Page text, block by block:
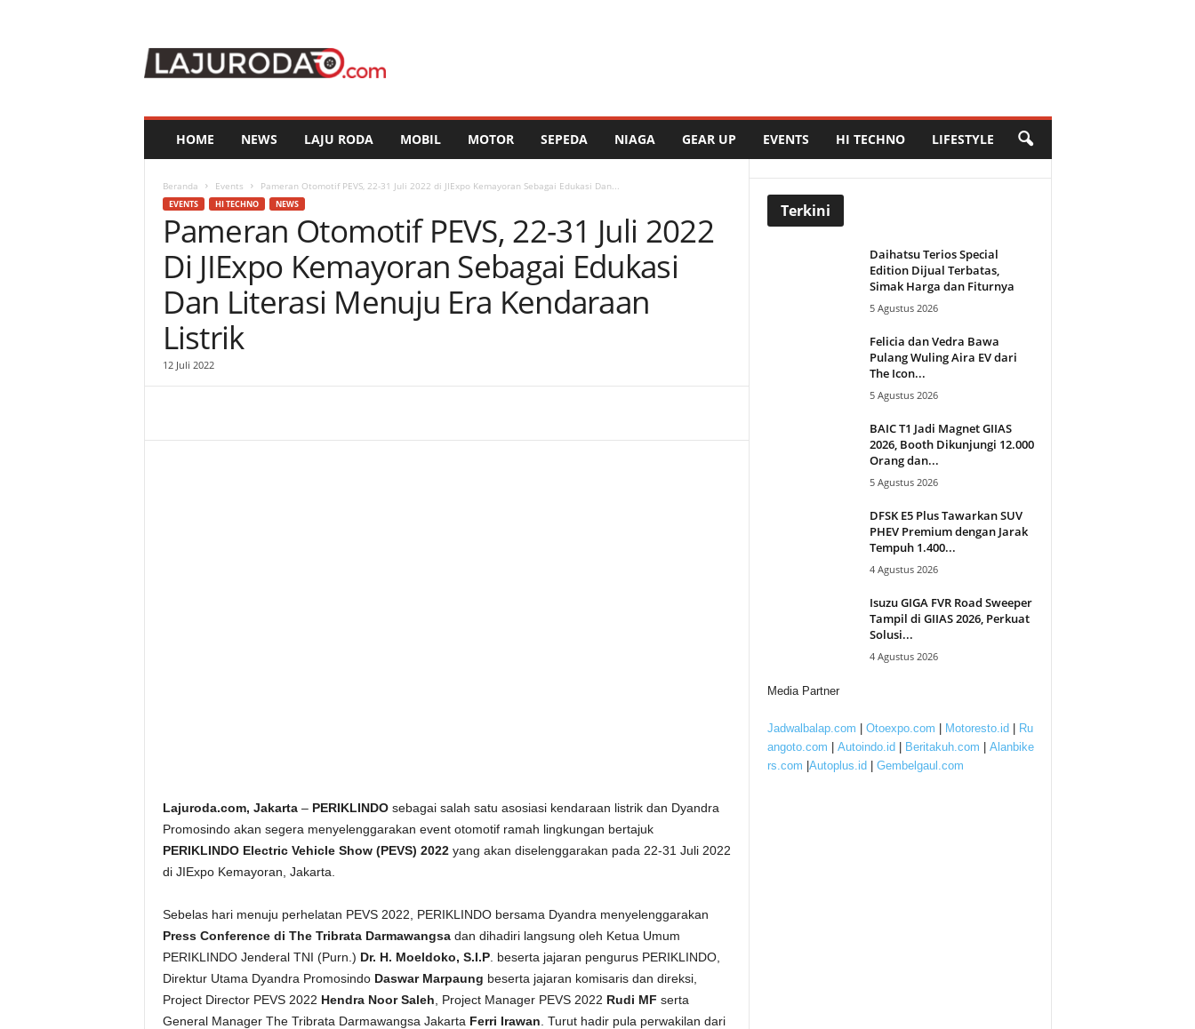
u
HOME NEWS LAJU RODA MOBIL MOTOR SEPEDA NIAGA GEAR UP EVENTS HI TECHNO LIFESTYLE
Beranda Events Pameran Otomotif PEVS, 22-31 Juli 2022 di JIExpo Kemayoran Sebagai Edukasi Dan...
EVENTS HI TECHNO NEWS
Pameran Otomotif PEVS, 22-31 Juli 2022
Di JIExpo Kemayoran Sebagai Edukasi
Dan Literasi Menuju Era Kendaraan
Listrik
12 Juli 2022
Lajuroda.com, Jakarta– PERIKLINDOsebagai salah satu asosiasi kendaraan listrik dan Dyandra
Promosindo akan segera menyelenggarakan event otomotif ramah lingkungan bertajuk
PERIKLINDO Electric Vehicle Show (PEVS) 2022yang akan diselenggarakan pada 22-31 Juli 2022
di JIExpo Kemayoran, Jakarta.
Sebelas hari menuju perhelatan PEVS 2022, PERIKLINDO bersama Dyandra menyelenggarakan
Press Conference di The Tribrata Darmawangsadan dihadiri langsung oleh Ketua Umum
PERIKLINDO Jenderal TNI (Purn.) Dr. H. Moeldoko, S.I.P. beserta jajaran pengurus PERIKLINDO,
Direktur Utama Dyandra Promosindo Daswar Marpaung beserta jajaran komisaris dan direksi,
Project Director PEVS 2022 Hendra Noor Saleh , Project Manager PEVS 2022 Rudi MF serta
General Manager The Tribrata Darmawangsa Jakarta Ferri Irawan . Turut hadir pula perwakilan dari
Terkini
Daihatsu Terios Special
Edition Dijual Terbatas,
Simak Harga dan Fiturnya
5 Agustus 2026
Felicia dan Vedra Bawa
Pulang Wuling Aira EV dari
The Icon...
5 Agustus 2026
BAIC T1 Jadi Magnet GIIAS
2026, Booth Dikunjungi 12.000
Orang dan...
5 Agustus 2026
DFSK E5 Plus Tawarkan SUV
PHEV Premium dengan Jarak
Tempuh 1.400...
4 Agustus 2026
Isuzu GIGA FVR Road Sweeper
Tampil di GIIAS 2026, Perkuat
Solusi...
4 Agustus 2026
Media Partner
Jadwalbalap.com Otoexpo.com Motoresto.id
Ru
angoto.com
Autoindo.id Beritakuh.com
Alanbike
rs.com Autoplus.id Gembelgaul.com